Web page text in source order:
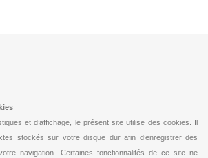
et d’affichage, le présent site utilise des cookies. Il
stockés sur votre disque dur afin d’enregistrer des
navigation. Certaines fonctionnalités de ce site ne